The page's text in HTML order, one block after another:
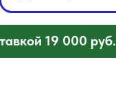
19 000 руб.